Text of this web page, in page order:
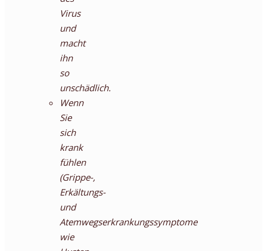
Virus
und
macht
ihn
so
unschädlich.
Wenn
Sie
sich
krank
fühlen
(Grippe-,
Erkältungs-
und
Atemwegserkrankungssymptome
wie